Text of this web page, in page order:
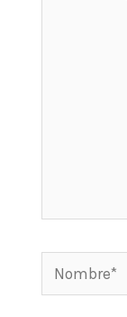
Nombre*